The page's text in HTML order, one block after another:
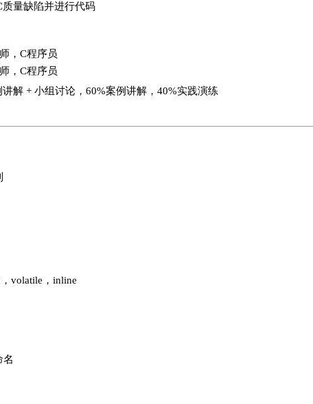
量缺陷并进行代码
，C程序员
，C程序员
解 + 小组讨论，60%案例讲解，40%实践演练
volatile，inline
名